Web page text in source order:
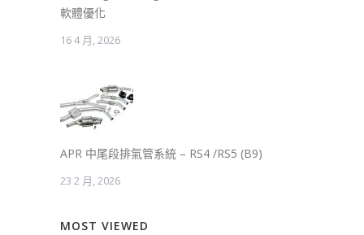
軟體優化
16 4 月, 2026
APR 中尾段排氣管系統 – RS4 /RS5 (B9)
23 2 月, 2026
MOST VIEWED